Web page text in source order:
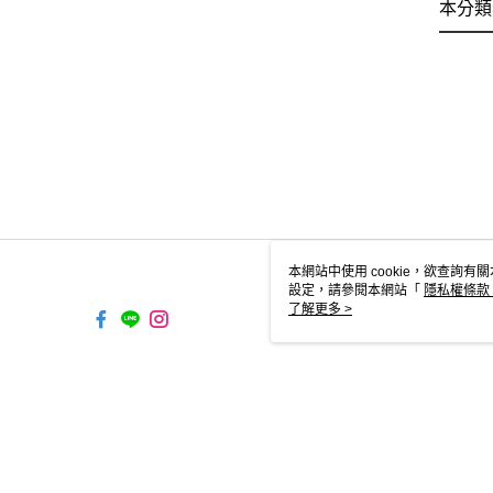
本分
本網站中使用 cookie，欲查詢有
設定，請參閱本網站「 隱私權條款
使用 cookie。
了解更多 >